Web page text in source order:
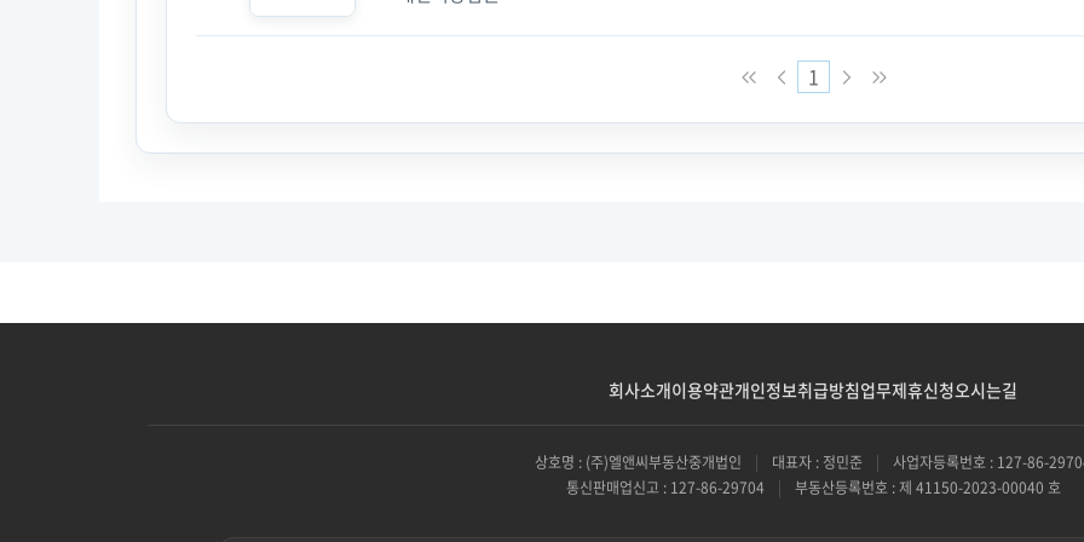
1
회사소개이용약관개인정보취급방침업무제휴신청오시는길
상호명 : (주)엘앤씨부동산중개법인 | 대표자 : 정민준 |
사업자등록번호 : 127-86-
통신판매업신고 : 127-86-29704
| 부동산등록번호 : 제 41150-2023-00040 호